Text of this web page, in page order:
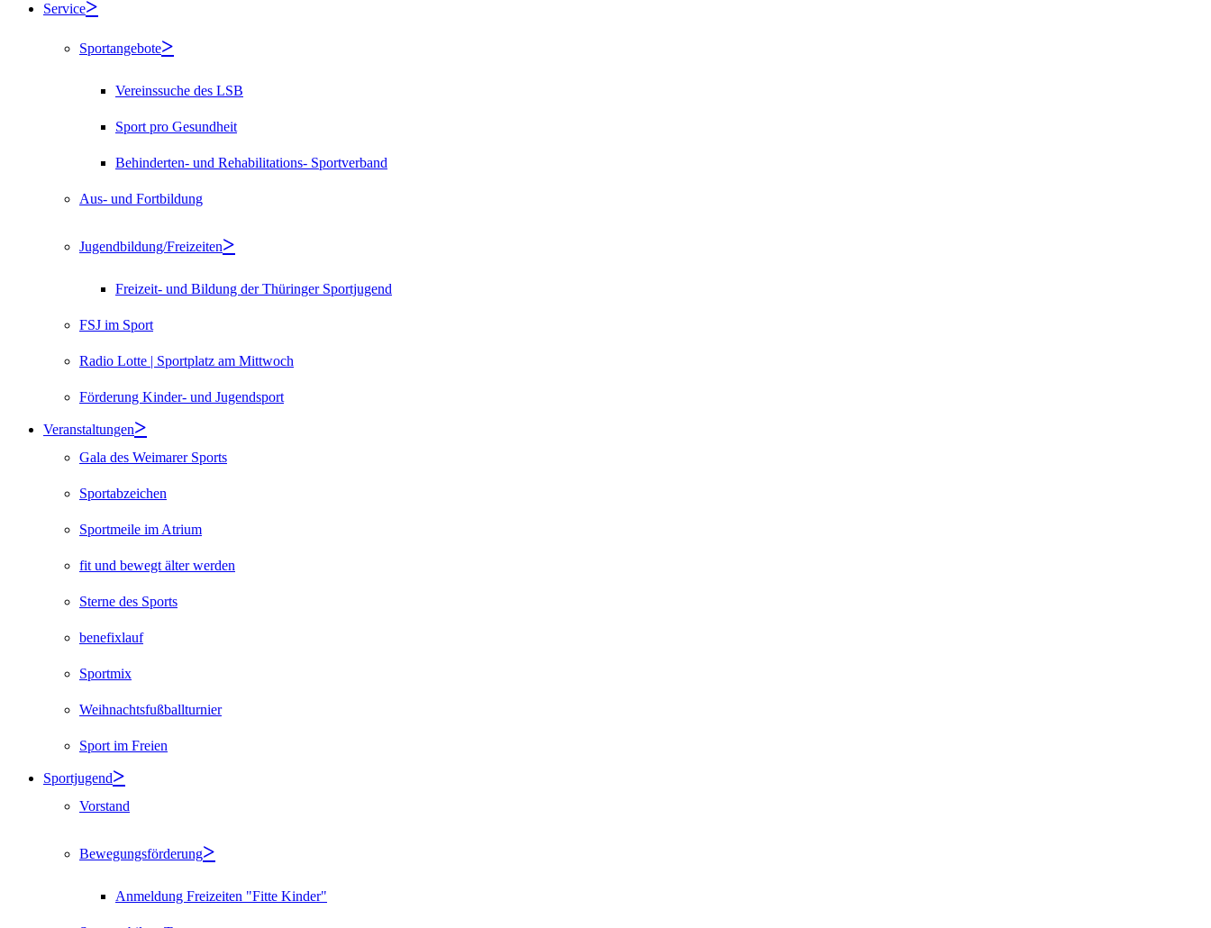
Service
Sportangebote
Vereinssuche des LSB
Sport pro Gesundheit
Behinderten- und Rehabilitations- Sportverband
Aus- und Fortbildung
Jugendbildung/Freizeiten
Freizeit- und Bildung der Thüringer Sportjugend
FSJ im Sport
Radio Lotte | Sportplatz am Mittwoch
Förderung Kinder- und Jugendsport
Veranstaltungen
Gala des Weimarer Sports
Sportabzeichen
Sportmeile im Atrium
fit und bewegt älter werden
Sterne des Sports
benefixlauf
Sportmix
Weihnachtsfußballturnier
Sport im Freien
Sportjugend
Vorstand
Bewegungsförderung
Anmeldung Freizeiten "Fitte Kinder"